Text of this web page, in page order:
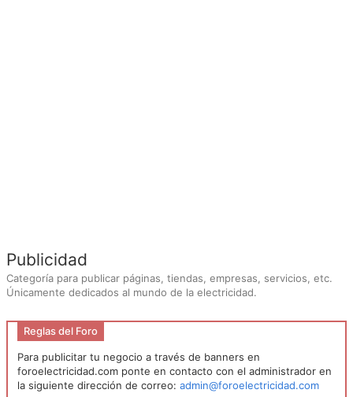
Publicidad
Categoría para publicar páginas, tiendas, empresas, servicios, etc.
Únicamente dedicados al mundo de la electricidad.
Reglas del Foro
Para publicitar tu negocio a través de banners en
foroelectricidad.com ponte en contacto con el administrador en
la siguiente dirección de correo: admin@foroelectricidad.com